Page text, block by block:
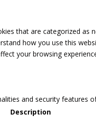
that are categorized as
how you use this
your browsing
and security features
Description